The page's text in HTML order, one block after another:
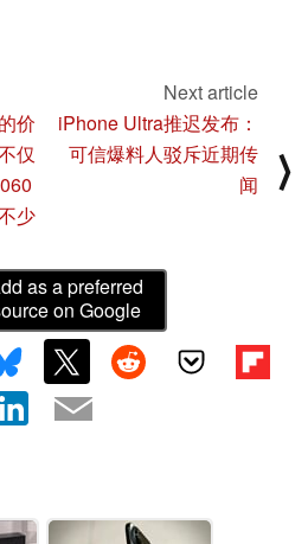
价
仅
少
Next article
iPhone Ultra推迟发布：
可信爆料人驳斥近期传
闻
⟩
as a preferred
on Google